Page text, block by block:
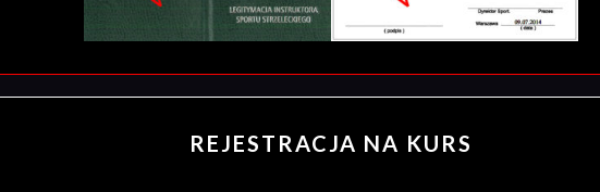
REJESTRACJA NA KURS